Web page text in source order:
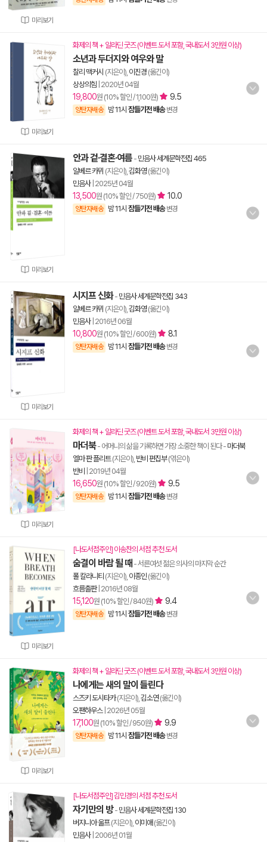
미리보기
미리보기
화제의 책 + 알라딘 굿즈 (이벤트 도서 포함, 국내도서 3만원 이상)
소년과 두더지와 여우와 말
찰리 맥커시 (지은이), 이진경 (옮긴이)
상상의힘 2020년 04월
19,800원 (10% 할인 / 1,100원) 9.5
양탄자배송 밤 11시 잠들기전 배송 변경
미리보기
안과 겉·결혼·여름 - 민음사 세계문학전집 465
알베르 카뮈 (지은이), 김화영(옮긴이)
민음사| 2025년 04월
13,500원 (10% 할인 / 750원) 10.0
양탄자배송 밤 11시 잠들기전 배송 변경
미리보기
시지프 신화- 민음사 세계문학전집 343
알베르 카뮈 (지은이), 김화영(옮긴이)
민음사| 2016년 06월
10,800원 (10% 할인 / 600원) 8.1
양탄자배송 밤 11시 잠들기전 배송 변경
미리보기
화제의 책 + 알라딘 굿즈 (이벤트 도서 포함, 국내도서 3만원 이상)
마더북- 어머니의 삶을 기록하면 가장 소중한 책이 된다- 마더북
엘마 판 플리트(지은이), 반비 편집부(엮은이)
반비
2019년 04월
16,650원 (10% 할인 / 920원) 9.5
양탄자배송 밤 11시 잠들기전 배송 변경
미리보기
[나도서점주인] 이송찬의 서점 추천 도서
숨결이 바람 될 때 - 서른여섯 젊은 의사의 마지막 순간
폴 칼라니티 (지은이), 이종인 (옮긴이)
흐름출판| 2016년 08월
15,120원 (10% 할인 / 840원) 9.4
양탄자배송 밤 11시 잠들기전 배송 변경
미리보기
화제의 책 + 알라딘 굿즈 (이벤트 도서 포함, 국내도서 3만원 이상)
나에게는 새의 말이 들린다
스즈키 도시타카(지은이), 김소연(옮긴이)
오팬하우스| 2026년 05월
17,100원 (10% 할인 / 950원) 9.9
양탄자배송 밤 11시 잠들기전 배송 변경
[나도서점주인] 김민경의 서점 추천 도서
자기만의 방- 민음사 세계문학전집 130
버지니아 울프(지은이), 이미애 (옮긴이)
민음사| 2006년 01월